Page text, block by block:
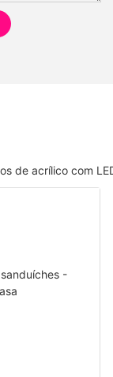
de acrílico com